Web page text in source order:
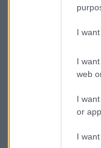
I
I
web
I
or app.
I